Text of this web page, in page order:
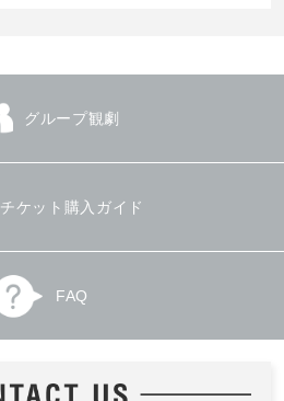
グループ観劇
チケット購入ガイド
FAQ